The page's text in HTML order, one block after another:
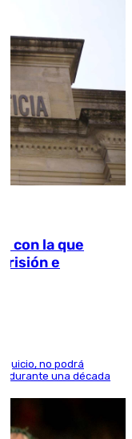
con la que
e
juicio, no podrá
durante una década